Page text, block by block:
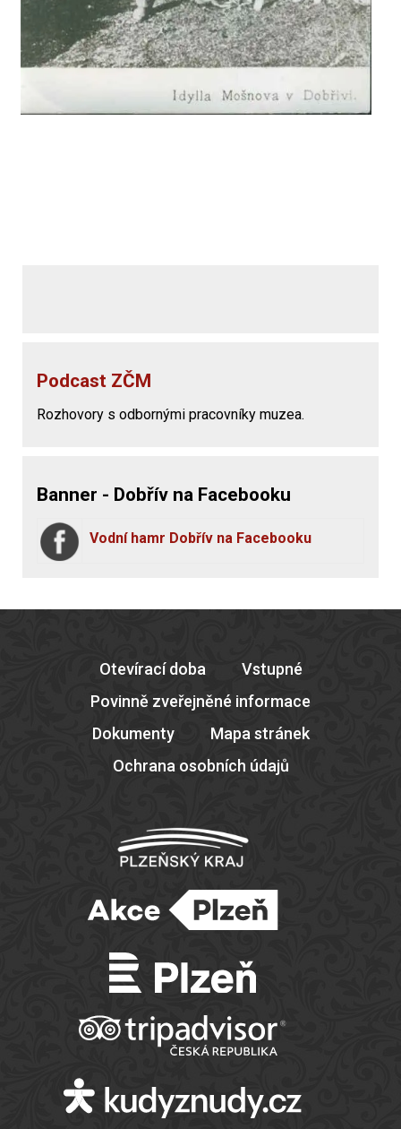
Podcast ZČM
Rozhovory s odbornými pracovníky muzea.
Banner - Dobřív na Facebooku
Vodní hamr Dobřív na Facebooku
Otevírací doba
Vstupné
Povinně zveřejněné informace
Dokumenty
Mapa stránek
Ochrana osobních údajů